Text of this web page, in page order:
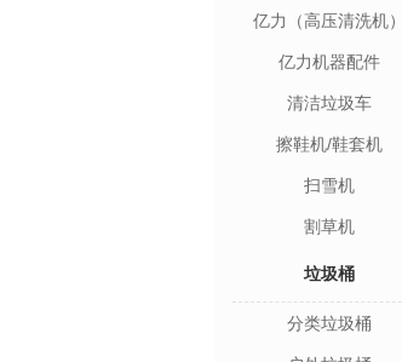
亿力（高压清洗机）
亿力机器配件
清洁垃圾车
擦鞋机/鞋套机
扫雪机
割草机
垃圾桶
分类垃圾桶